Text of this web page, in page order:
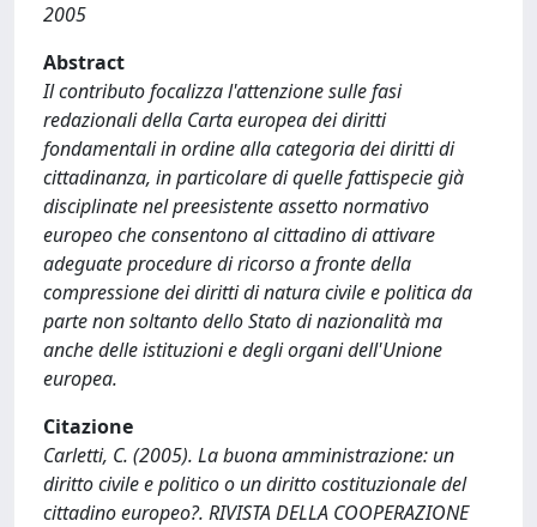
2005
Abstract
Il contributo focalizza l'attenzione sulle fasi
redazionali della Carta europea dei diritti
fondamentali in ordine alla categoria dei diritti di
cittadinanza, in particolare di quelle fattispecie già
disciplinate nel preesistente assetto normativo
europeo che consentono al cittadino di attivare
adeguate procedure di ricorso a fronte della
compressione dei diritti di natura civile e politica da
parte non soltanto dello Stato di nazionalità ma
anche delle istituzioni e degli organi dell'Unione
europea.
Citazione
Carletti, C. (2005). La buona amministrazione: un
diritto civile e politico o un diritto costituzionale del
cittadino europeo?. RIVISTA DELLA COOPERAZIONE